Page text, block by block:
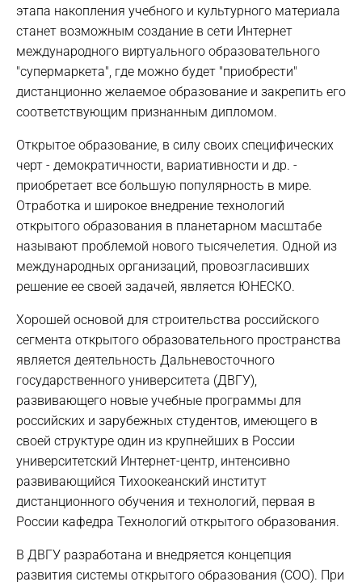
этапа накопления учебного и культурного материала
станет возможным создание в сети Интернет
международного виртуального образовательного
"супермаркета", где можно будет "приобрести"
дистанционно желаемое образование и закрепить его
соответствующим признанным дипломом.
Открытое образование, в силу своих специфических
черт - демократичности, вариативности и др. -
приобретает все большую популярность в мире.
Отработка и широкое внедрение технологий
открытого образования в планетарном масштабе
называют проблемой нового тысячелетия. Одной из
международных организаций, провозгласивших
решение ее своей задачей, является ЮНЕСКО.
Хорошей основой для строительства российского
сегмента открытого образовательного пространства
является деятельность Дальневосточного
государственного университета (ДВГУ),
развивающего новые учебные программы для
российских и зарубежных студентов, имеющего в
своей структуре один из крупнейших в России
университетский Интернет-центр, интенсивно
развивающийся Тихоокеанский институт
дистанционного обучения и технологий, первая в
России кафедра Технологий открытого образования.
В ДВГУ разработана и внедряется концепция
развития системы открытого образования (СОО). При